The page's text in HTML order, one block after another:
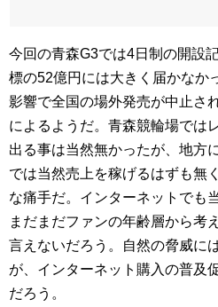
今回の青森G3では4日制の開設
標の52億円には大きく届かなか
影響で全国の場外発売が中止さ
によるようだ。青森競輪場では
出る事は当然無かったが、地方
では当然売上を稼げるはずも無
な痛手だ。インターネットでも
まだまだファンの年齢層から考
言えないだろう。自然の脅威に
が、インターネット購入の普及
だろう。